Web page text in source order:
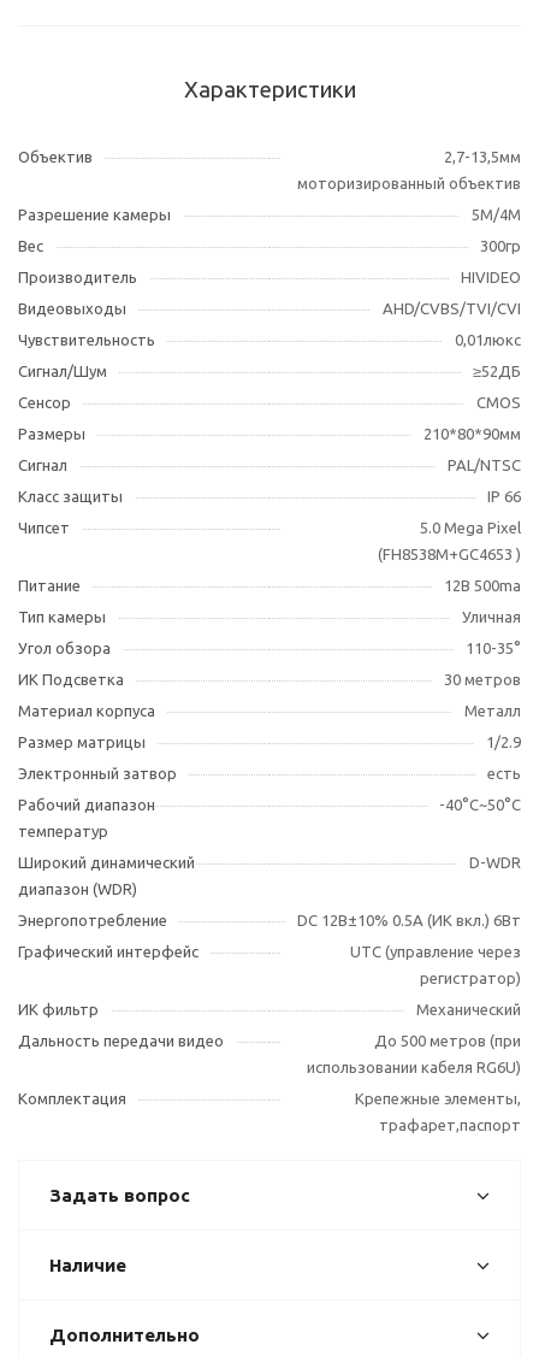
Характеристики
Объектив
2,7-13,5мм
моторизированный объектив
Разрешение камеры
5M/4M
Вес
300гр
Производитель
HIVIDEO
Видеовыходы
AHD/CVBS/TVI/CVI
Чувствительность
0,01люкс
Сигнал/Шум
≥52ДБ
Сенсор
CMOS
Размеры
210*80*90мм
Сигнал
PAL/NTSC
Класс защиты
IP 66
Чипсет
5.0 Mega Pixel
(FH8538M+GC4653 )
Питание
12В 500ma
Тип камеры
Уличная
Угол обзора
110-35°
ИК Подсветка
30 метров
Материал корпуса
Металл
Размер матрицы
1/2.9
Электронный затвор
есть
Рабочий диапазон
температур
-40°С~50°С
Широкий динамический
диапазон (WDR)
D-WDR
Энергопотребление
DC 12В±10% 0.5А (ИК вкл.) 6Вт
Графический интерфейс
UTC (управление через
регистратор)
ИК фильтр
Механический
Дальность передачи видео
До 500 метров (при
использовании кабеля RG6U)
Комплектация
Крепежные элементы,
трафарет,паспорт
Задать вопрос
Наличие
Дополнительно